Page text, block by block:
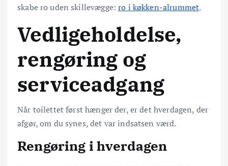
skabe ro uden skillevægge:ro i køkken-alrummet.
Vedligeholdelse,
rengøring og
serviceadgang
Når toilettet først hænger der, er det hverdagen, der
afgør, om du synes, det var indsatsen værd.
Rengøring i hverdagen